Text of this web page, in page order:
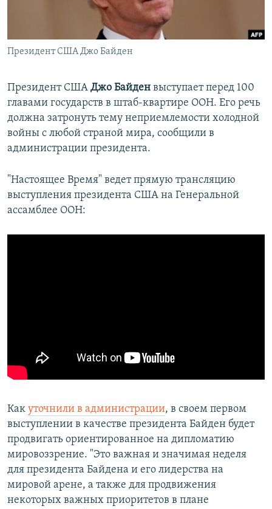
ПОБЕДИТЕЛЕЙ НЕ СУДЯТ?
КРЫМ.НЕПОКОРЕННЫЙ
ELIFBE
Все сайты RFE/RL
Президент США Джо Байден
Президент США Джо Байден выступает перед 100
главами государств в штаб-квартире ООН. Его речь
должна затронуть тему неприемлемости холодной
войны с любой страной мира, сообщили в
администрации президента.
"Настоящее Время" ведет прямую трансляцию
выступления президента США на Генеральной
ассамблее ООН:
Как уточнили в администрации, в своем первом
выступлении в качестве президента Байден будет
продвигать ориентированное на дипломатию
мировоззрение. "Это важная и значимая неделя
для президента Байдена и его лидерства на
мировой арене, а также для продвижения
некоторых важных приоритетов в плане